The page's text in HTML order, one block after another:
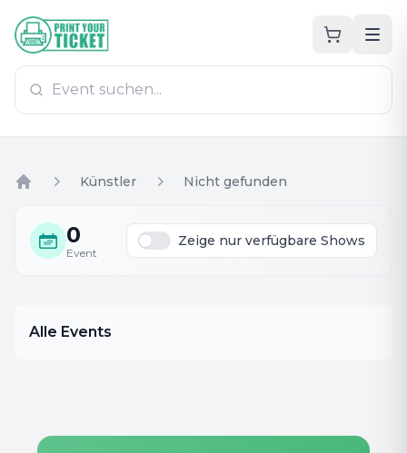
Zum Hauptinhalt
PrintYourTicket
Künstler Nicht gefunden
0
Event
Zeige nur verfügbare Shows
Alle Events